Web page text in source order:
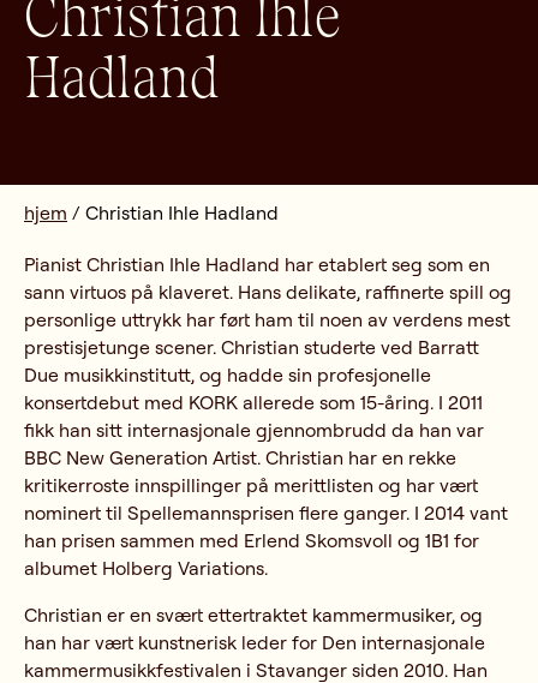
Christian Ihle
Hadland
hjem / Christian Ihle Hadland
Pianist Christian Ihle Hadland har etablert seg som en
sann virtuos på klaveret. Hans delikate, raffinerte spill og
personlige uttrykk har ført ham til noen av verdens mest
prestisjetunge scener. Christian studerte ved Barratt
Due musikkinstitutt, og hadde sin profesjonelle
konsertdebut med KORK allerede som 15-åring. I 2011
fikk han sitt internasjonale gjennombrudd da han var
BBC New Generation Artist. Christian har en rekke
kritikerroste innspillinger på merittlisten og har vært
nominert til Spellemannsprisen flere ganger. I 2014 vant
han prisen sammen med Erlend Skomsvoll og 1B1 for
albumet Holberg Variations.
Christian er en svært ettertraktet kammermusiker, og
han har vært kunstnerisk leder for Den internasjonale
kammermusikkfestivalen i Stavanger siden 2010. Han